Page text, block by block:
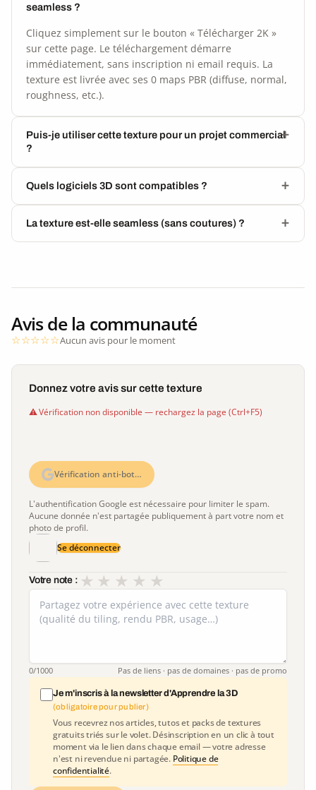
seamless ?
Cliquez simplement sur le bouton « Télécharger 2K »
sur cette page. Le téléchargement démarre
immédiatement, sans inscription ni email requis. La
texture est livrée avec ses 0 maps PBR (diffuse, normal,
roughness, etc.).
Puis-je utiliser cette texture pour un projet commercial
?
Quels logiciels 3D sont compatibles ?
La texture est-elle seamless (sans coutures) ?
Avis de la communauté
Aucun avis pour le moment
Donnez votre avis sur cette texture
Vérification non disponible — rechargez la page (Ctrl+F5)
Vérification anti-bot…
L'authentification Google est nécessaire pour limiter le spam.
Aucune donnée n'est partagée publiquement à part votre nom et
photo de profil.
Se déconnecter
Votre note : ★
★
★
★
★
0/1000 Pas de liens · pas de domaines · pas de promo
Je m'inscris à la newsletter d'Apprendre la 3D
(obligatoire pour publier)
Vous recevrez nos articles, tutos et packs de textures
gratuits triés sur le volet. Désinscription en un clic à tout
moment via le lien dans chaque email — votre adresse
n'est ni revendue ni partagée. Politique de
confidentialité.